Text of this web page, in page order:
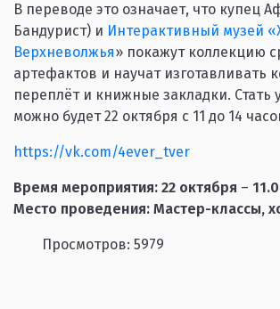
В переводе это означает, что купец
Бандурист) и Интерактивный музей
Верхневолжья» покажут коллекцию
артефактов и научат изготавливать
переплёт и книжные закладки. Стать
можно будет 22 октября с 11 до 14
https://vk.com/4ever_tver
Время мероприятия: 22 октября –
Место проведения: Мастер-классы,
Просмотров: 5979